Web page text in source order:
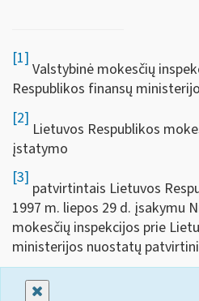
[1]
Valstybinė mokesčių
Respublikos finansų
[2]
Lietuvos Respublikos
įstatymo
[3]
patvirtintais Lietuvos
1997 m. liepos 29 d. įsakymu
mokesčių inspekcijos prie
ministerijos nuostatų